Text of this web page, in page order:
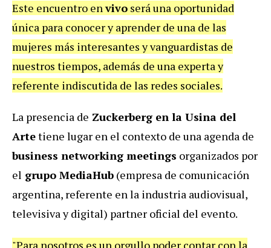
Este encuentro envivo será una oportunidad
única para conocer yaprender de una de las
mujeres más interesantes y vanguardistas de
nuestros tiempos, además de una experta y
referente indiscutida de las redes sociales.
La presencia de Zuckerberg en la Usina del
Artetiene lugar en el contexto de una agenda de
business networking meetings organizados por
el grupo MediaHub (empresa de comunicación
argentina, referente en la industria audiovisual,
televisiva y digital) partner oficial del evento.